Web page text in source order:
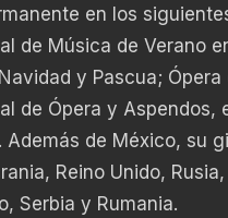
en los
de Música de Verano
y Pascua; Ópera
de Ópera y Aspendos,
Además de México, su
Reino Unido,
Serbia y Rumania.